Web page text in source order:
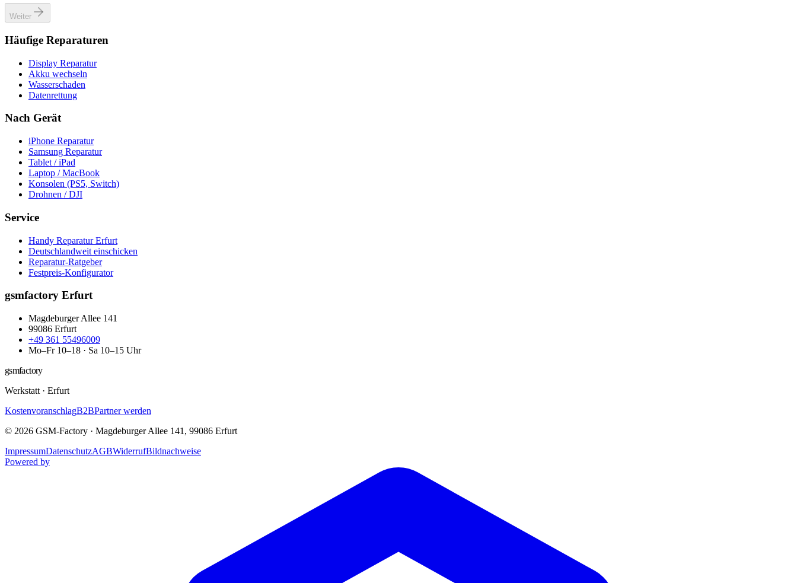
Weiter
Häufige Reparaturen
Display Reparatur
Akku wechseln
Wasserschaden
Datenrettung
Nach Gerät
iPhone Reparatur
Samsung Reparatur
Tablet / iPad
Laptop / MacBook
Konsolen (PS5, Switch)
Drohnen / DJI
Service
Handy Reparatur Erfurt
Deutschlandweit einschicken
Reparatur-Ratgeber
Festpreis-Konfigurator
gsmfactory Erfurt
Magdeburger Allee 141
99086 Erfurt
+49 361 55496009
Mo–Fr 10–18 · Sa 10–15 Uhr
gsmfactory
Werkstatt · Erfurt
KostenvoranschlagB2BPartner werden
© 2026 GSM-Factory · Magdeburger Allee 141 , 99086 Erfurt
ImpressumDatenschutzAGBWiderrufBildnachweise
Powered by